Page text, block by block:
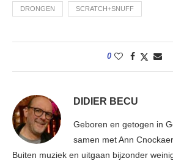
DRONGEN SCRATCH+SNUFF
0
DIDIER BECU
Geboren en getogen in
samen met Ann
Buiten muziek en uitgaan bijzonder